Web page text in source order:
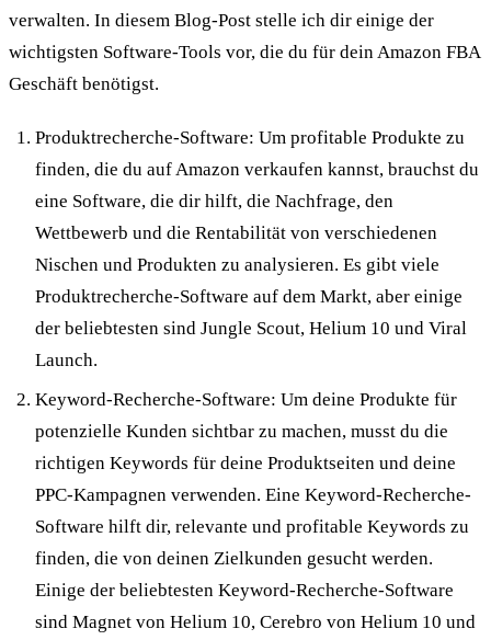
verwalten. In diesem Blog-Post stelle ich dir einige der
wichtigsten Software-Tools vor, die du für dein Amazon FBA
Geschäft benötigst.
Produktrecherche-Software: Um profitable Produkte zu
finden, die du auf Amazon verkaufen kannst, brauchst du
eine Software, die dir hilft, die Nachfrage, den
Wettbewerb und die Rentabilität von verschiedenen
Nischen und Produkten zu analysieren. Es gibt viele
Produktrecherche-Software auf dem Markt, aber einige
der beliebtesten sind Jungle Scout, Helium 10 und Viral
Launch.
Keyword-Recherche-Software: Um deine Produkte für
potenzielle Kunden sichtbar zu machen, musst du die
richtigen Keywords für deine Produktseiten und deine
PPC-Kampagnen verwenden. Eine Keyword-Recherche-
Software hilft dir, relevante und profitable Keywords zu
finden, die von deinen Zielkunden gesucht werden.
Einige der beliebtesten Keyword-Recherche-Software
sind Magnet von Helium 10, Cerebro von Helium 10 und